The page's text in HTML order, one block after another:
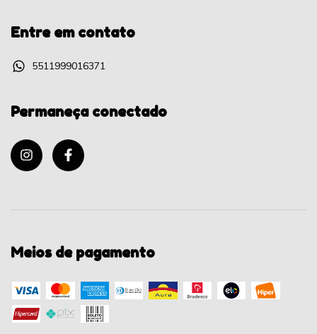
Entre em contato
5511999016371
Permaneça conectado
Meios de pagamento